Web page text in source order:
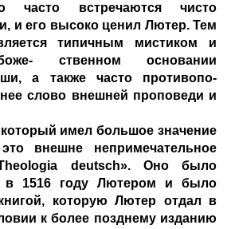
часто встречаются чисто
и его высоко ценил Лютер. Тем
типичным мистиком и
ственном основании
а также часто противопо-
слово внешней проповеди и
имел большое значение
внешне непримечательное
deutsch». Оно было
в 1516 году Лютером и было
которую Лютер отдал в
к более позднему изданию